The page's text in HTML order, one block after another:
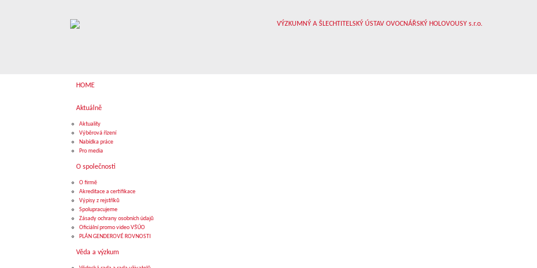
HOME
Aktuálně
Aktuality
Výběrová řízení
Nabídka práce
Pro media
O společnosti
O firmě
Akreditace a certifikace
Výpisy z rejstříků
Spolupracujeme
Zásady ochrany osobních údajů
Oficiální promo video VŠÚO
PLÁN GENDEROVÉ ROVNOSTI
Věda a výzkum